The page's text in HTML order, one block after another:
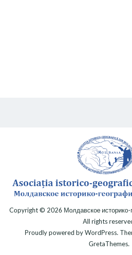
Copyright © 2026 Молдавское
All rights
Proudly powered byWordPress.
GretaThemes.